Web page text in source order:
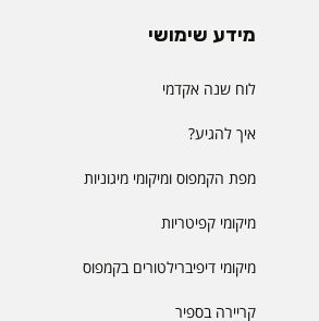
מידע שימושי
לוח שנה אקדמי
איך להגיע?
מפת הקמפוס ומיקומי מיגוניות
מיקומי קפיטריות
מיקומי דיפיברילטורים בקמפוס
קריירה בספיר